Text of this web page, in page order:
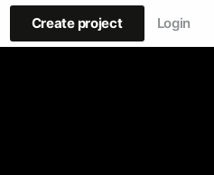
Create project Login